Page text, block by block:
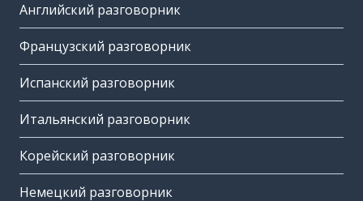
Английский разговорник
Французский разговорник
Испанский разговорник
Итальянский разговорник
Корейский разговорник
Немецкий разговорник